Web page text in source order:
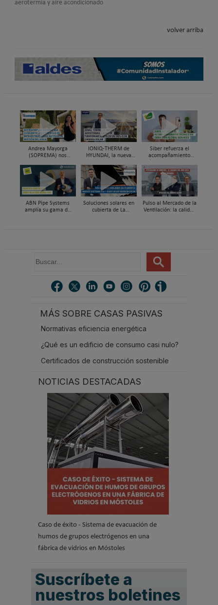
aerotermia y aire acondicionado
volver arriba
Andrea Mayorga
(SOPREMA) nos
cubierta azul-verde
IONIQ-THERM de
HYUNDAI, la nueva
funcionar hasta en un
98% con energía solar
Siber refuerza el
acompañamiento
soporte al instalador
con Global Services
ABN Pipe Systems
amplía su gama de
Soluciones solares en
cubierta de La
Pulso al Mercado de la
Ventilación: la calidad
u
MÁS SOBRE CASAS PASIVAS
Normativas eficiencia energética
¿Qué es un edificio de consumo casi nulo?
Certificados de construcción sostenible
NOTICIAS DESTACADAS
Caso de éxito - Sistema de evacuación de
humos de grupos electrógenos en una
fábrica de vidrios en Móstoles
Suscríbete a
nuestros boletines